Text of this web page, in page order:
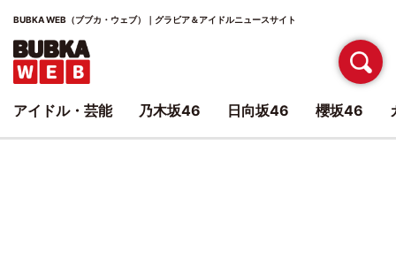
BUBKA WEB（ブブカ・ウェブ）｜グラビア＆アイドルニュースサイト
アイドル・芸能 乃木坂46 日向坂46 櫻坂46